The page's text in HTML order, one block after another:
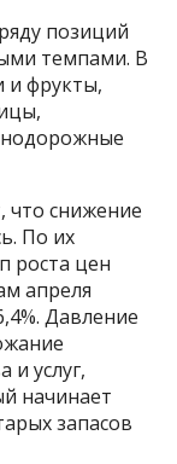
позиций
темпами. В
и фрукты,
что снижение
По их
роста цен
апреля
Давление
и услуг,
начинает
запасов